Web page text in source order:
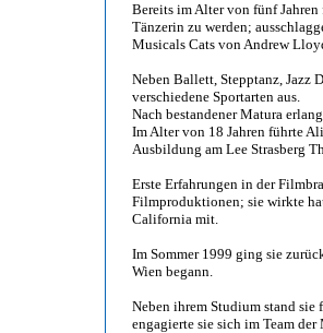
Bereits im Alter von fünf Jahren
Tänzerin zu werden;
Musicals Cats von Andrew
Neben Ballett, Stepptanz, Jazz
verschiedene Sportarten aus.
Nach bestandener Matura
Im Alter von 18 Jahren führte
Ausbildung am Lee Strasberg
Erste Erfahrungen in der
Filmproduktionen; sie wirkte
California mit.
Im Sommer 1999 ging sie
Wien begann.
Neben ihrem Studium stand sie
engagierte sie sich im Team der